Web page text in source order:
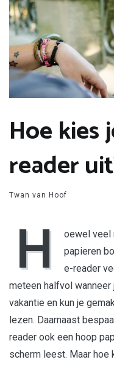
Hoe kies
reader
Twan van Hoof
H
oewel veel
papieren
e-reader
meteen halfvol
vakantie en kun je
lezen. Daarnaast
reader ook een hoop
scherm leest. Maar hoe